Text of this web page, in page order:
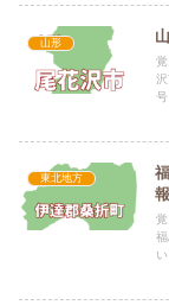
山形
東北地方
報